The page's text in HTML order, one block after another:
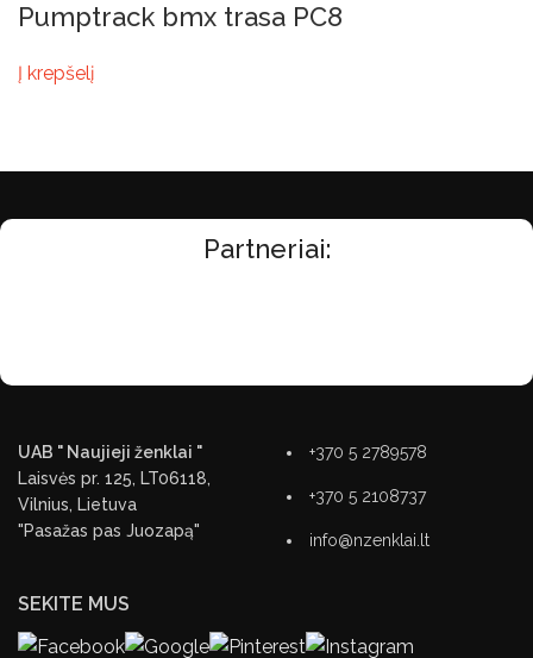
Pumptrack bmx trasa PC8
Į krepšelį
Partneriai:
UAB " Naujieji ženklai "
Laisvės pr. 125, LT06118,
Vilnius, Lietuva
"Pasažas pas Juozapą"
+370 5 2789578
+370 5 2108737
info@nzenklai.lt
SEKITE MUS